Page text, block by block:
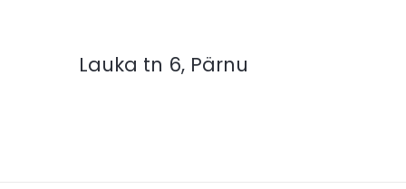
Lauka tn 6, Pärnu